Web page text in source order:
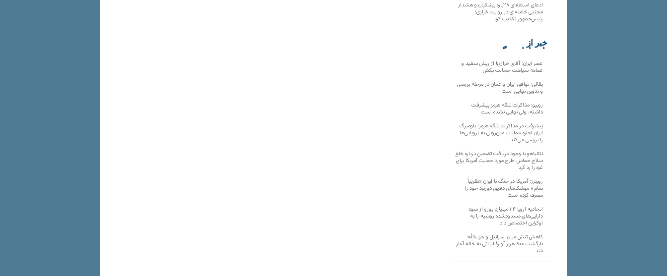
ادعای استعفای ۲۸باره پزشکیان و هشدار
مجتبی خامنه‌ای در روایت خرازی؛
رئیس‌جمهور تکذیب کرد
خبر از
تارنماهای دیگر
عصر ایران: آقای خرازی! از ریش سفید و
عمامه سیاهت خجالت بکش
بقائی: توافق ایران و عمان در مرحله بررسی
و تدوین نهایی است
روبیو: مذاکرات تنگه هرمز پیشرفت
داشته، ولی نهایی نشده است
پیشرفت در مذاکرات تنگه هرمز؛ بلومبرگ:
ایران اجازه عملیات مین‌روبی به اروپایی‌ها
را بررسی می‌کند
نتانیاهو با وجود دریافت تضمین درباره خلع
سلاح حماس، طرح مورد حمایت آمریکا برای
غزه را رد کرد
رویترز: آمریکا در جنگ با ایران «تقریباً
تمام» موشک‌های دقیق دوربرد خود را
مصرف کرده است
اتحادیه اروپا ۱.۴ میلیارد یورو از سود
دارایی‌های مسدودشده روسیه را به
اوکراین ‏اختصاص داد
کاهش تنش میان اسرائیل و حزب‌الله؛
بازگشت ۸۰۰ هزار آوارۀ لبنانی به خانه‌ آغاز
شد